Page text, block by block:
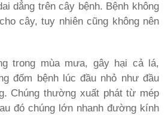
dẳng trên cây bệnh. Bệnh không
cây, tuy nhiên cũng không nên
trong mùa mưa, gây hại cả lá,
đốm bệnh lúc đầu nhỏ như đầu
Chúng thường xuất phát từ mép
đó chúng lớn nhanh đường kính